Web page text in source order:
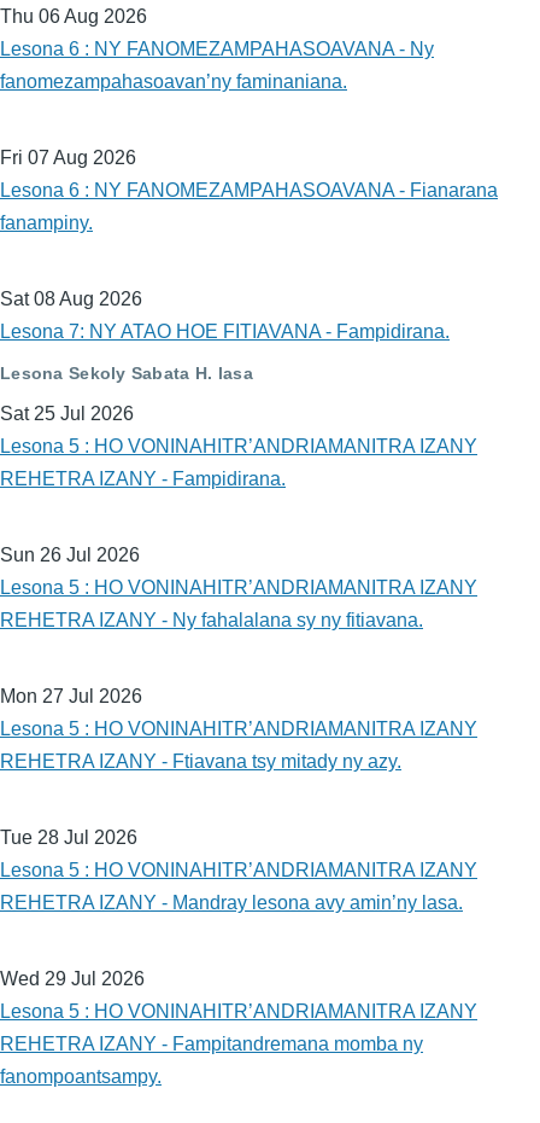
Thu 06 Aug 2026
Lesona 6 : NY FANOMEZAMPAHASOAVANA - Ny
fanomezampahasoavan’ny faminaniana.
Fri 07 Aug 2026
Lesona 6 : NY FANOMEZAMPAHASOAVANA - Fianarana
fanampiny.
Sat 08 Aug 2026
Lesona 7: NY ATAO HOE FITIAVANA - Fampidirana.
Lesona Sekoly Sabata H. lasa
Sat 25 Jul 2026
Lesona 5 : HO VONINAHITR’ANDRIAMANITRA IZANY
REHETRA IZANY - Fampidirana.
Sun 26 Jul 2026
Lesona 5 : HO VONINAHITR’ANDRIAMANITRA IZANY
REHETRA IZANY - Ny fahalalana sy ny fitiavana.
Mon 27 Jul 2026
Lesona 5 : HO VONINAHITR’ANDRIAMANITRA IZANY
REHETRA IZANY - Ftiavana tsy mitady ny azy.
Tue 28 Jul 2026
Lesona 5 : HO VONINAHITR’ANDRIAMANITRA IZANY
REHETRA IZANY - Mandray lesona avy amin’ny lasa.
Wed 29 Jul 2026
Lesona 5 : HO VONINAHITR’ANDRIAMANITRA IZANY
REHETRA IZANY - Fampitandremana momba ny
fanompoantsampy.